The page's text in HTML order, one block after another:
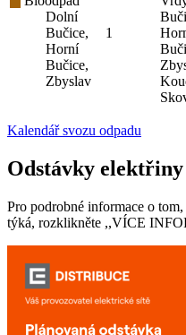
Dolní
Bučice,
Horní
Bučice,
Zbyslav
1
Kalendář svozu odpadu
Odstávky
Pro podrobné informace o
týká, rozklikněte ,,VÍCE